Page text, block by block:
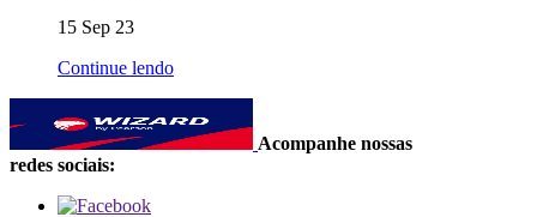
15 Sep 23
Continue lendo
Acompanhe nossas
redes sociais: